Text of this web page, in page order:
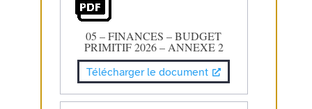
05 – FINANCES – BUDGET
PRIMITIF 2026 – ANNEXE 2
Télécharger le document